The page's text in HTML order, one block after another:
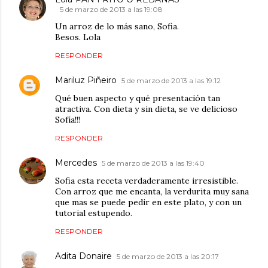
5 de marzo de 2013 a las 19:08
Un arroz de lo más sano, Sofia.
Besos. Lola
RESPONDER
Mariluz Piñeiro 5 de marzo de 2013 a las 19:12
Qué buen aspecto y qué presentación tan
atractiva. Con dieta y sin dieta, se ve delicioso
Sofía!!!
RESPONDER
Mercedes 5 de marzo de 2013 a las 19:40
Sofia esta receta verdaderamente irresistible.
Con arroz que me encanta, la verdurita muy sana
que mas se puede pedir en este plato, y con un
tutorial estupendo.
RESPONDER
Adita Donaire 5 de marzo de 2013 a las 20:17